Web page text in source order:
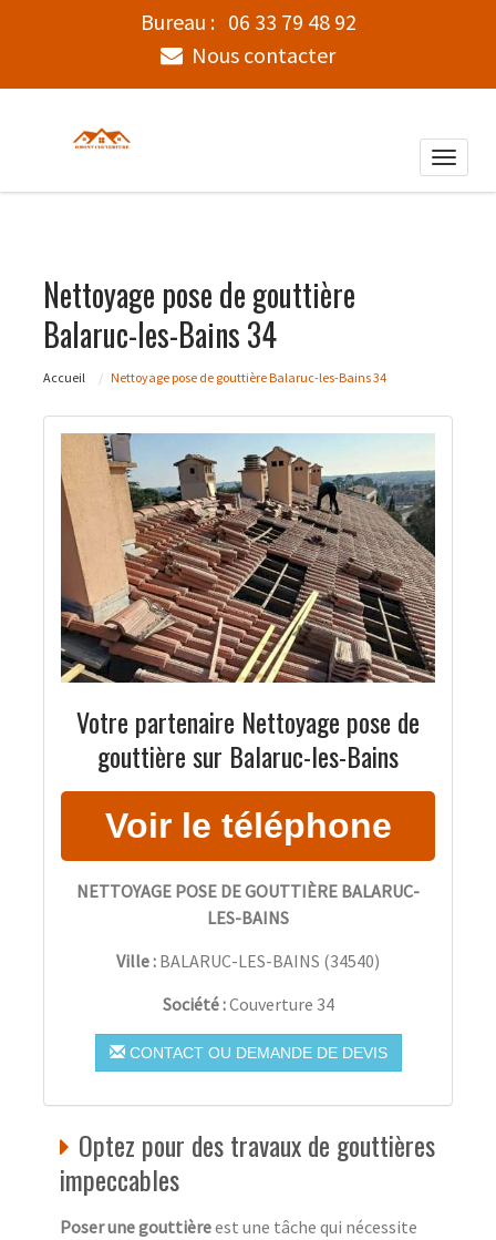
Bureau : 06 33 79 48 92
Nous contacter
Toggle
Nettoyage pose de gouttière
Balaruc-les-Bains 34
Accueil Nettoyage pose de gouttière Balaruc-les-Bains 34
Votre partenaire Nettoyage pose de
gouttière sur Balaruc-les-Bains
NETTOYAGE POSE DE GOUTTIÈRE BALARUC-
LES-BAINS
Ville : BALARUC-LES-BAINS (34540)
Société :Couverture 34
CONTACT OU DEMANDE DE DEVIS
Optez pour des travaux de gouttières
impeccables
Poser une gouttièreest une tâche qui nécessite